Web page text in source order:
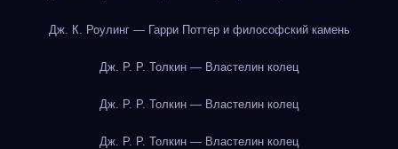
Дж. К. Роулинг — Гарри Поттер и философский камень
Дж. Р. Р. Толкин — Властелин колец
Дж. Р. Р. Толкин — Властелин колец
Дж. Р. Р. Толкин — Властелин колец